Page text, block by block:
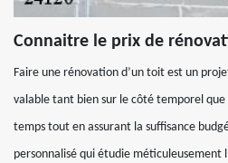
Connaitre le prix de
Faire une rénovation d’un toit est un
valable tant bien sur le côté temporel
temps tout en assurant la suffisance
personnalisé qui étudie méticuleusement